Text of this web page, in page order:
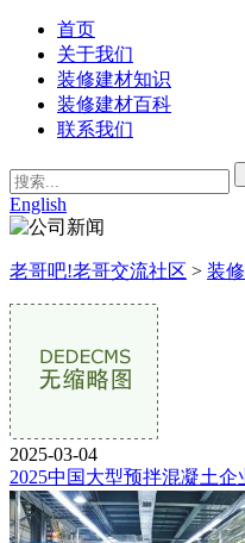
首页
关于我们
装修建材知识
装修建材百科
联系我们
English
老哥吧!老哥交流社区 > 装
2025-03-04
2025中国大型预拌混凝土